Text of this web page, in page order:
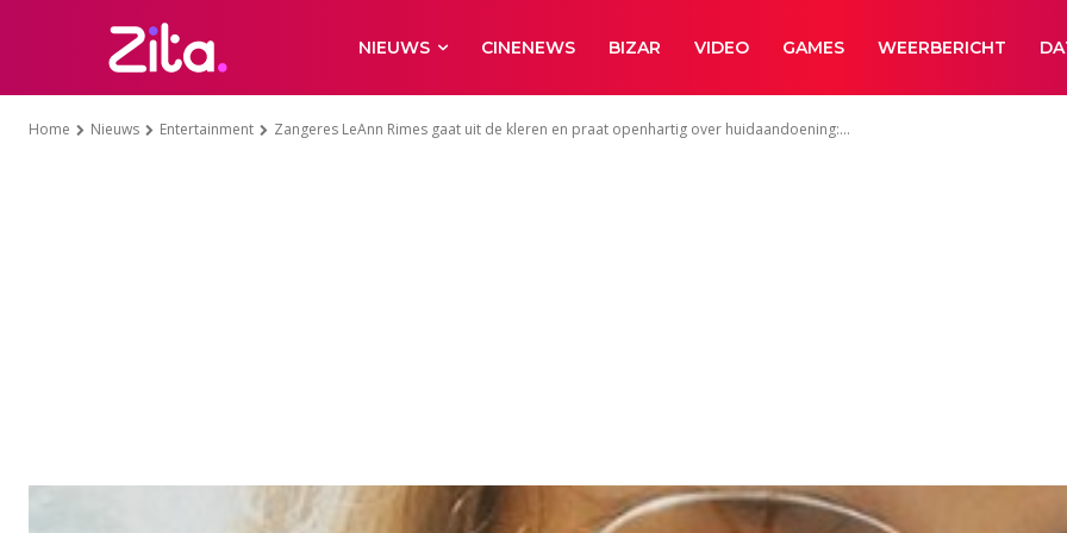
NIEUWS CINENEWS BIZAR VIDEO GAMES WEERBERICHT
Home Nieuws Entertainment Zangeres LeAnn Rimes gaat uit de kleren en praat openhartig over huidaandoening:...